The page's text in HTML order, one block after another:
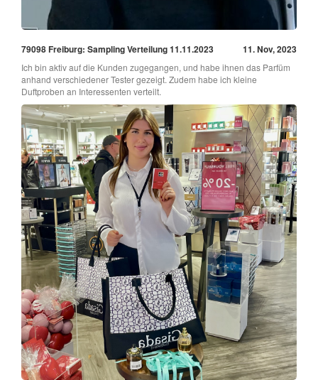
79098 Freiburg: Sampling Verteilung 11.11.2023 11. Nov, 2023
Ich bin aktiv auf die Kunden zugegangen, und habe ihnen das Parfüm
anhand verschiedener Tester gezeigt. Zudem habe ich kleine
Duftproben an Interessenten verteilt.